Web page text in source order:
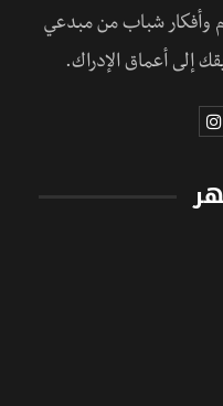
وأفكار شباب من مبدعي
إلى أعماق الإدراك.